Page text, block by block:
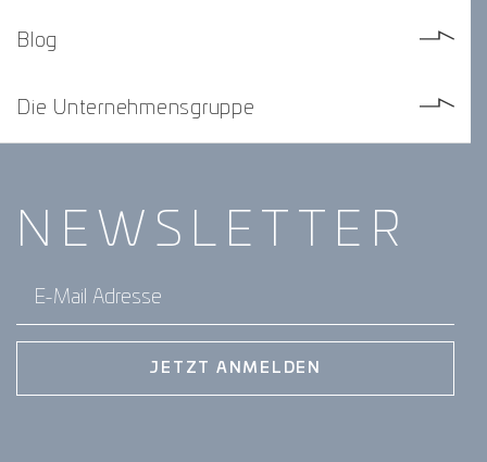
Blog
Die Unternehmensgruppe
NEWS­ LETTER
E-Mail Adresse
JETZT ANMELDEN